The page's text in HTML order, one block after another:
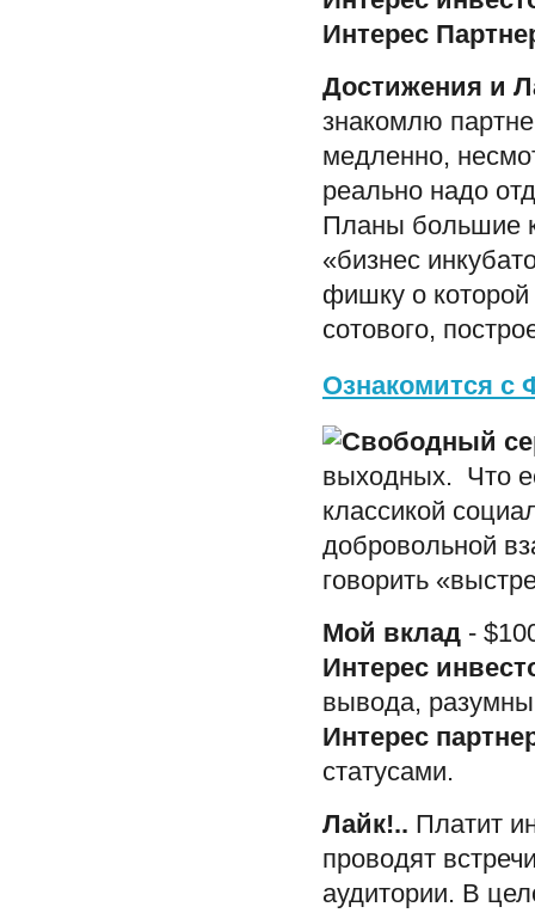
Интерес
Достижения и
знакомлю
медленно,
реально надо
Планы большие
«бизнес
фишку о которой
сотового,
Ознакомится с
выходных. Что
классикой
добровольной
говорить
Мой вклад -
Интерес
вывода,
Интерес
статусами.
Лайк!.. Платит
проводят
аудитории. В